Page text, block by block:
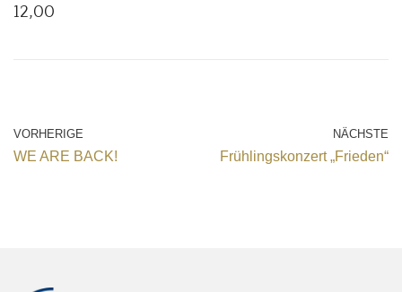
12,00
VORHERIGE
WE ARE BACK!
NÄCHSTE
Frühlingskonzert „Frieden“